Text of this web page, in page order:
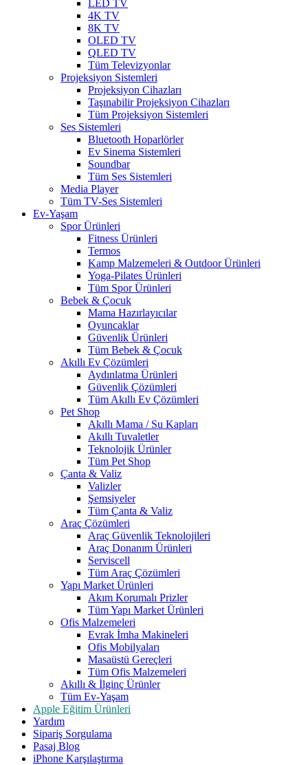
LED TV
4K TV
8K TV
OLED TV
QLED TV
Tüm Televizyonlar
Projeksiyon Sistemleri
Projeksiyon Cihazları
Taşınabilir Projeksiyon Cihazları
Tüm Projeksiyon Sistemleri
Ses Sistemleri
Bluetooth Hoparlörler
Ev Sinema Sistemleri
Soundbar
Tüm Ses Sistemleri
Media Player
Tüm TV-Ses Sistemleri
Ev-Yaşam
Spor Ürünleri
Fitness Ürünleri
Termos
Kamp Malzemeleri & Outdoor Ürünleri
Yoga-Pilates Ürünleri
Tüm Spor Ürünleri
Bebek & Çocuk
Mama Hazırlayıcılar
Oyuncaklar
Güvenlik Ürünleri
Tüm Bebek & Çocuk
Akıllı Ev Çözümleri
Aydınlatma Ürünleri
Güvenlik Çözümleri
Tüm Akıllı Ev Çözümleri
Pet Shop
Akıllı Mama / Su Kapları
Akıllı Tuvaletler
Teknolojik Ürünler
Tüm Pet Shop
Çanta & Valiz
Valizler
Şemsiyeler
Tüm Çanta & Valiz
Araç Çözümleri
Araç Güvenlik Teknolojileri
Araç Donanım Ürünleri
Serviscell
Tüm Araç Çözümleri
Yapı Market Ürünleri
Akım Korumalı Prizler
Tüm Yapı Market Ürünleri
Ofis Malzemeleri
Evrak İmha Makineleri
Ofis Mobilyaları
Masaüstü Gereçleri
Tüm Ofis Malzemeleri
Akıllı & İlginç Ürünler
Tüm Ev-Yaşam
Apple Eğitim Ürünleri
Yardım
Sipariş Sorgulama
Pasaj Blog
iPhone Karşılaştırma